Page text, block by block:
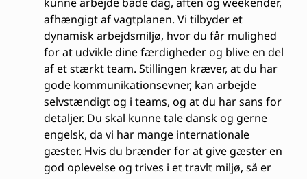
afhængigt af vagtplanen. Vi tilbyder et
dynamisk arbejdsmiljø, hvor du får mulighed
for at udvikle dine færdigheder og blive en del
af et stærkt team. Stillingen kræver, at du har
gode kommunikationsevner, kan arbejde
selvstændigt og i teams, og at du har sans for
detaljer. Du skal kunne tale dansk og gerne
engelsk, da vi har mange internationale
gæster. Hvis du brænder for at give gæster en
god oplevelse og trives i et travlt miljø, så er